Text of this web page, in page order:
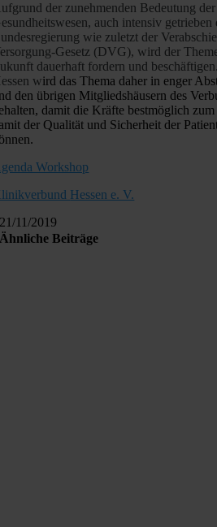
der zunehmenden Bedeutung
auch intensiv
wie zuletzt der
Gesetz (DVG), wird der
dauerhaft fordern und
wird das Thema daher in enger
den übrigen Mitgliedshäusern des
damit die Kräfte bestmöglich
der Qualität und Sicherheit der
Workshop
Hessen e. V.
21/11/2019
Ähnliche Beiträge